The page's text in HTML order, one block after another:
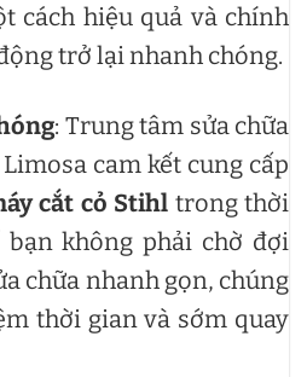
cách hiệu quả và chính
trở lại nhanh chóng.
: Trung tâm sửa chữa
cam kết cung cấp
cắt cỏ Stihl trong thời
không phải chờ đợi
chữa nhanh gọn, chúng
thời gian và sớm quay